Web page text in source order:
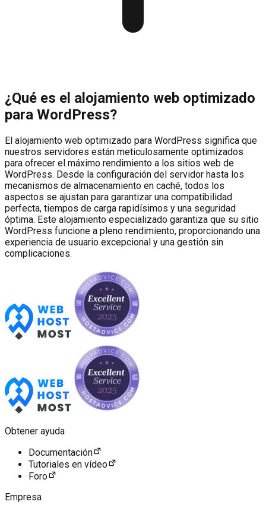
¿Qué es el alojamiento web optimizado
para WordPress?
El alojamiento web optimizado para WordPress significa que
nuestros servidores están meticulosamente optimizados
para ofrecer el máximo rendimiento a los sitios web de
WordPress. Desde la configuración del servidor hasta los
mecanismos de almacenamiento en caché, todos los
aspectos se ajustan para garantizar una compatibilidad
perfecta, tiempos de carga rapidísimos y una seguridad
óptima. Este alojamiento especializado garantiza que su sitio
WordPress funcione a pleno rendimiento, proporcionando una
experiencia de usuario excepcional y una gestión sin
complicaciones.
Obtener ayuda
Documentación
Tutoriales en vídeo
Foro
Empresa